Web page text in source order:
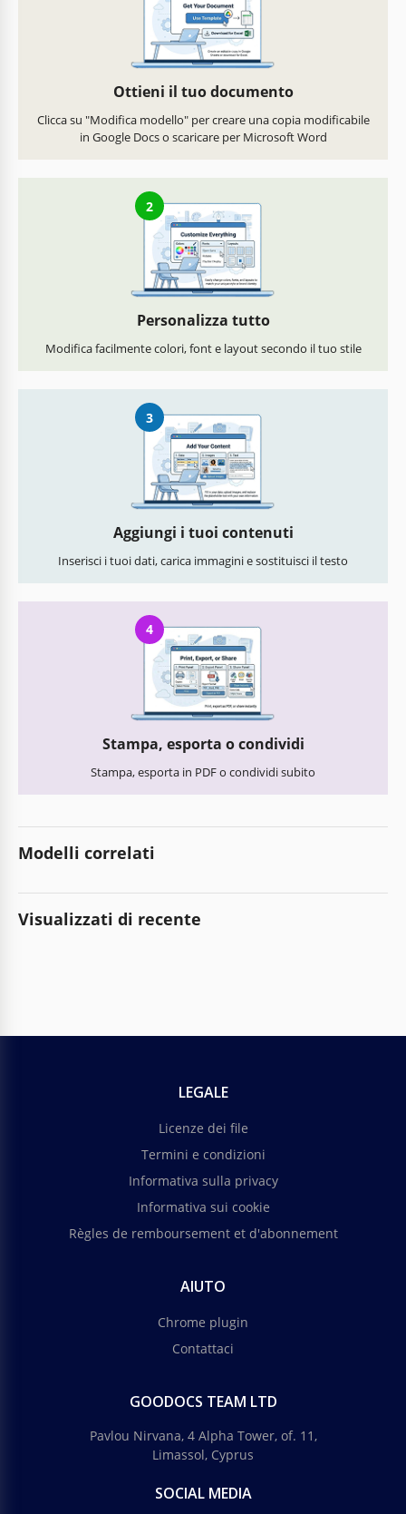
Ottieni il tuo documento
Clicca su "Modifica modello" per creare una copia modificabile
in Google Docs o scaricare per Microsoft Word
2
Personalizza tutto
Modifica facilmente colori, font e layout secondo il tuo stile
3
Aggiungi i tuoi contenuti
Inserisci i tuoi dati, carica immagini e sostituisci il testo
4
Stampa, esporta o condividi
Stampa, esporta in PDF o condividi subito
Modelli correlati
Visualizzati di recente
LEGALE
Licenze dei file
Termini e condizioni
Informativa sulla privacy
Informativa sui cookie
Règles de remboursement et d'abonnement
AIUTO
Chrome plugin
Contattaci
GOODOCS TEAM LTD
Pavlou Nirvana, 4 Alpha Tower, of. 11,
Limassol, Cyprus
SOCIAL MEDIA